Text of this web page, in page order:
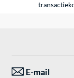
E-mail